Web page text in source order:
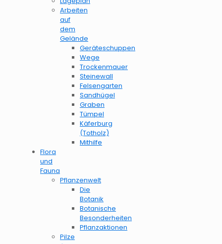
Arbeiten
auf
dem
Gelände
Geräteschuppen
Wege
Trockenmauer
Steinewall
Felsengarten
Sandhügel
Graben
Tümpel
Käferburg
(Totholz)
Mithilfe
Flora
und
Fauna
Pflanzenwelt
Die
Botanik
Botanische
Besonderheiten
Pflanzaktionen
Pilze